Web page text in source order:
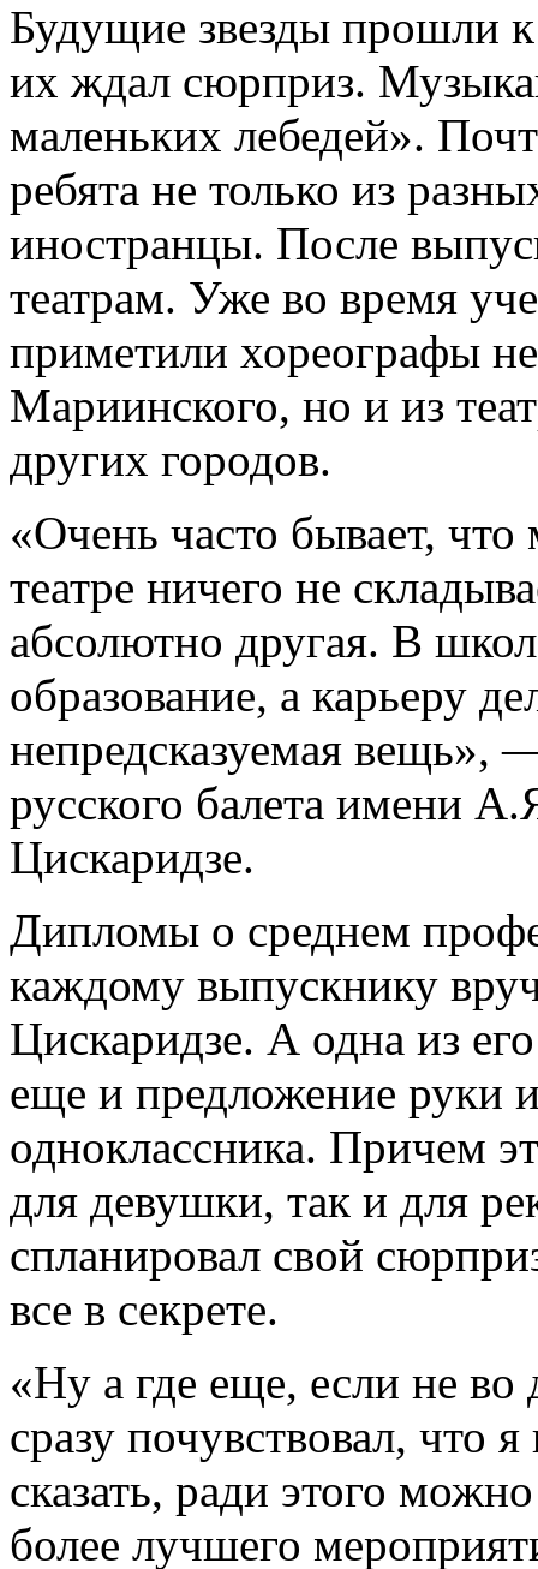
Будущие звезды прошли
их ждал сюрприз.
маленьких лебедей».
ребята не только из
иностранцы. После
театрам. Уже во время
приметили хореографы
Мариинского, но и из
других городов.
«Очень часто бывает,
театре ничего не
абсолютно другая. В
образование, а карьеру
непредсказуемая вещь»,
русского балета имени
Цискаридзе.
Дипломы о среднем
каждому выпускнику
Цискаридзе. А одна из
еще и предложение руки
одноклассника. Причем
для девушки, так и для
спланировал свой
все в секрете.
«Ну а где еще, если не
сразу почувствовал, что
сказать, ради этого
более лучшего